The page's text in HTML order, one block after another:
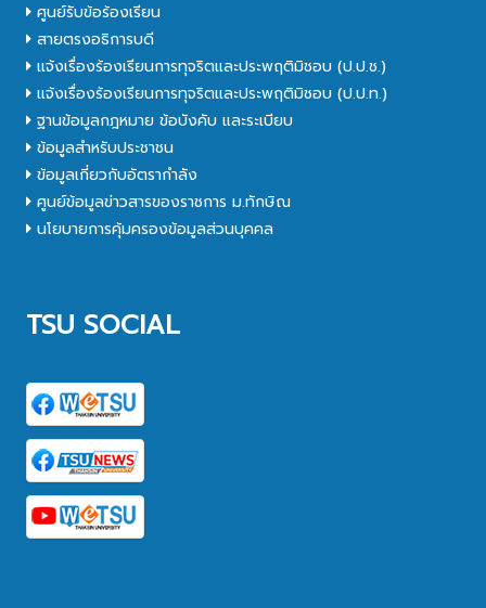
ศูนย์รับข้อร้องเรียน
สายตรงอธิการบดี
แจ้งเรื่องร้องเรียนการทุจริตและประพฤติมิชอบ (ป.ป.ช.)
แจ้งเรื่องร้องเรียนการทุจริตและประพฤติมิชอบ (ป.ป.ท.)
ฐานข้อมูลกฎหมาย ข้อบังคับ และระเบียบ
ข้อมูลสำหรับประชาชน
ข้อมูลเกี่ยวกับอัตรากำลัง
ศูนย์ข้อมูลข่าวสารของราชการ ม.ทักษิณ
นโยบายการคุ้มครองข้อมูลส่วนบุคคล
TSU SOCIAL